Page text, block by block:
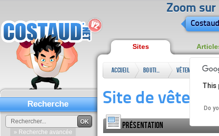
Zoom sur
Sites
Accueil
Boutiques
Vêtements
Site de
Présentation
This
Do
Recherche
OK
» Recherche avancée